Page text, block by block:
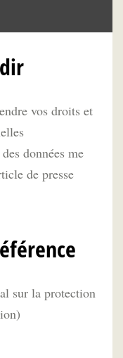
vos droits et
données me
de presse
sur la protection